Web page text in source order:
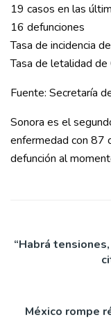
19 casos en las
16 defunciones
Tasa de incidencia
Tasa de letalidad
Fuente: Secretaría
Sonora es el
enfermedad con 87
defunción al
“Habrá
México rompe